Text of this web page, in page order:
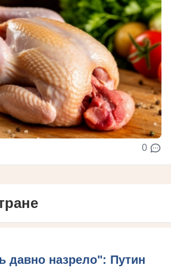
0
давно назрело": Путин